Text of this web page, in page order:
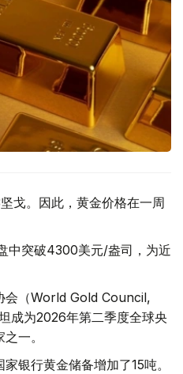
戈。因此，黄金价格在一周
中突破4300美元/盎司，为近
会（World Gold Council,
成为2026年第二季度全球央
一。
银行黄金储备增加了15吨。